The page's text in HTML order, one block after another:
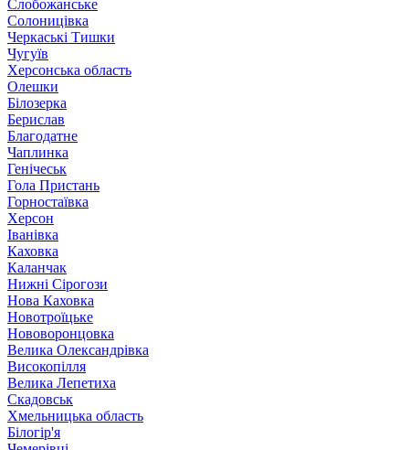
Слобожанське
Солоницівка
Черкаські Тишки
Чугуїв
Херсонська область
Олешки
Білозерка
Берислав
Благодатне
Чаплинка
Генічеськ
Гола Пристань
Горностаївка
Херсон
Іванівка
Каховка
Каланчак
Нижні Сірогози
Нова Каховка
Новотроїцьке
Нововоронцовка
Велика Олександрівка
Високопілля
Велика Лепетиха
Скадовськ
Хмельницька область
Білогір'я